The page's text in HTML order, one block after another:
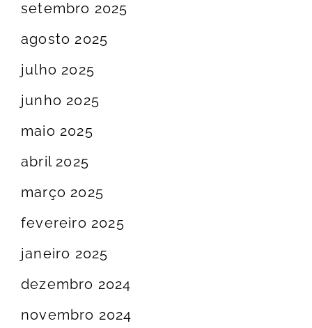
setembro 2025
agosto 2025
julho 2025
junho 2025
maio 2025
abril 2025
março 2025
fevereiro 2025
janeiro 2025
dezembro 2024
novembro 2024